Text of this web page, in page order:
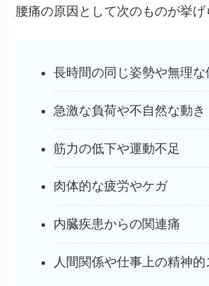
腰痛の原因として次のものが挙げ
長時間の同じ姿勢や無理な
急激な負荷や不自然な動き
筋力の低下や運動不足
肉体的な疲労やケガ
内臓疾患からの関連痛
人間関係や仕事上の精神的